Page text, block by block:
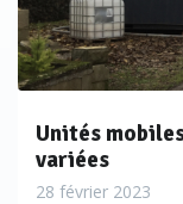
Unités
variées
28 février 2023